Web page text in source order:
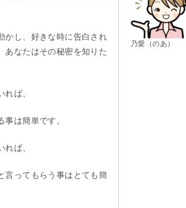
乃愛（のあ）
かし、好きな時に告白され
あなたはその秘密を知りた
れば、
は簡単です。
れば、
言ってもらう事はとても簡